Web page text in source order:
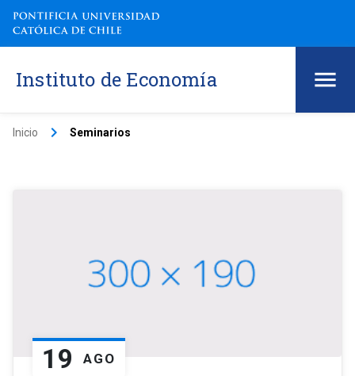
Instituto de Economía
Inicio keyboard_arrow_right Seminarios
19 AGO